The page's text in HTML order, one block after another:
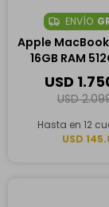
ENVÍO
Apple MacBook
16GB RAM
8CPU
USD
USD
Hasta en 12
USD